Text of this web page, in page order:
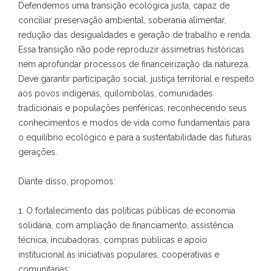
Defendemos uma transição ecológica justa, capaz de
conciliar preservação ambiental, soberania alimentar,
redução das desigualdades e geração de trabalho e renda.
Essa transição não pode reproduzir assimetrias históricas
nem aprofundar processos de financeirização da natureza.
Deve garantir participação social, justiça territorial e respeito
aos povos indígenas, quilombolas, comunidades
tradicionais e populações periféricas, reconhecendo seus
conhecimentos e modos de vida como fundamentais para
o equilíbrio ecológico e para a sustentabilidade das futuras
gerações.
Diante disso, propomos:
1. O fortalecimento das políticas públicas de economia
solidária, com ampliação de financiamento, assistência
técnica, incubadoras, compras públicas e apoio
institucional às iniciativas populares, cooperativas e